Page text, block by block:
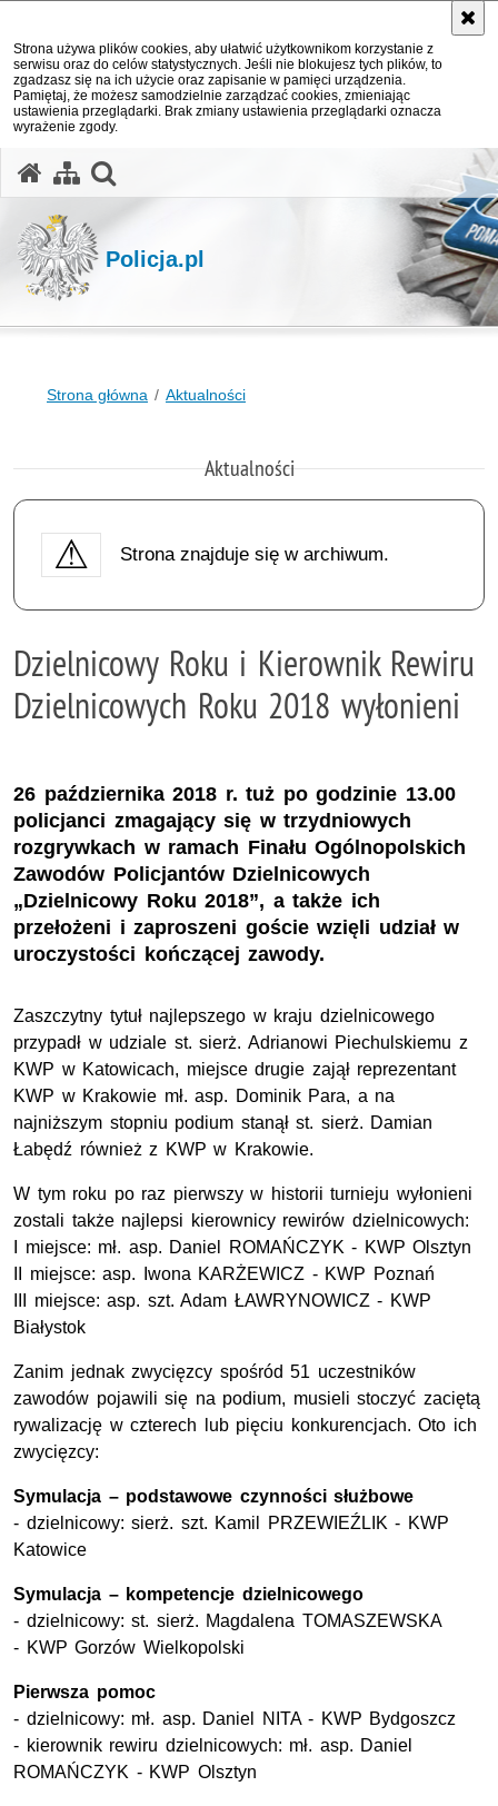
Strona używa plików cookies, aby ułatwić użytkownikom korzystanie z
serwisu oraz do celów statystycznych. Jeśli nie blokujesz tych plików, to
zgadzasz się na ich użycie oraz zapisanie w pamięci urządzenia.
Pamiętaj, że możesz samodzielnie zarządzać cookies, zmieniając
ustawienia przeglądarki. Brak zmiany ustawienia przeglądarki oznacza
wyrażenie zgody.
Policja.pl
Strona główna Aktualności
Aktualności
Strona znajduje się w archiwum.
Dzielnicowy Roku i Kierownik Rewiru
Dzielnicowych Roku 2018 wyłonieni
26 października 2018 r. tuż po godzinie 13.00
policjanci zmagający się w trzydniowych
rozgrywkach w ramach Finału Ogólnopolskich
Zawodów Policjantów Dzielnicowych
„Dzielnicowy Roku 2018”, a także ich
przełożeni i zaproszeni goście wzięli udział w
uroczystości kończącej zawody.
Zaszczytny tytuł najlepszego w kraju dzielnicowego
przypadł w udziale st. sierż. Adrianowi Piechulskiemu z
KWP w Katowicach, miejsce drugie zajął reprezentant
KWP w Krakowie mł. asp. Dominik Para, a na
najniższym stopniu podium stanął st. sierż. Damian
Łabędź również z KWP w Krakowie.
W tym roku po raz pierwszy w historii turnieju wyłonieni
zostali także najlepsi kierownicy rewirów dzielnicowych:
I miejsce: mł. asp. Daniel ROMAŃCZYK - KWP Olsztyn
II miejsce: asp. Iwona KARŻEWICZ - KWP Poznań
III miejsce: asp. szt. Adam ŁAWRYNOWICZ - KWP
Białystok
Zanim jednak zwycięzcy spośród 51 uczestników
zawodów pojawili się na podium, musieli stoczyć zaciętą
rywalizację w czterech lub pięciu konkurencjach. Oto ich
zwycięzcy:
Symulacja – podstawowe czynności służbowe
- dzielnicowy: sierż. szt. Kamil PRZEWIEŹLIK - KWP
Katowice
Symulacja – kompetencje dzielnicowego
- dzielnicowy: st. sierż. Magdalena TOMASZEWSKA
- KWP Gorzów Wielkopolski
Pierwsza pomoc
- dzielnicowy: mł. asp. Daniel NITA - KWP Bydgoszcz
- kierownik rewiru dzielnicowych: mł. asp. Daniel
ROMAŃCZYK - KWP Olsztyn